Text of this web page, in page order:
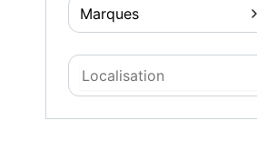
Marques